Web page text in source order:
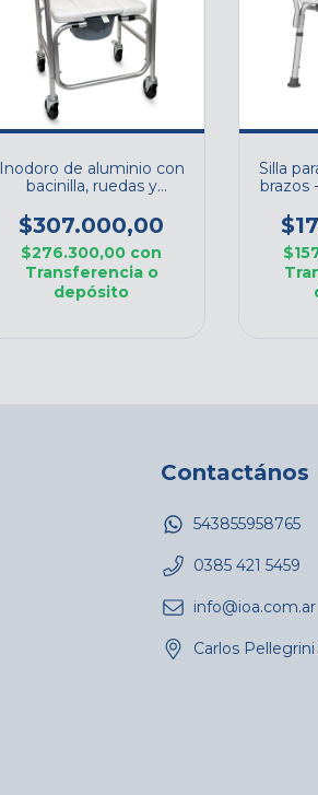
Inodoro de aluminio con
bacinilla, ruedas y
ART. D336D
$307.000,00
$276.300,00 con
Transferencia o
depósito
Silla
brazos
Contactános
543855958765
0385 421 5459
info@ioa.com.ar
Carlos